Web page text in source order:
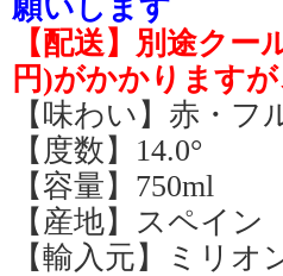
願いします
【配送】別途クー
円)がかかります
【味わい】赤・フ
【度数】14.0°
【容量】750ml
【産地】スペイン
【輸入元】ミリオ